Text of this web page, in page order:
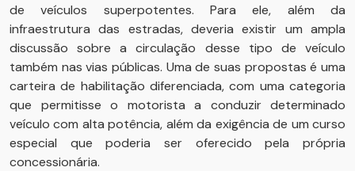
de veículos superpotentes. Para ele, além da
infraestrutura das estradas, deveria existir um ampla
discussão sobre a circulação desse tipo de veículo
também nas vias públicas. Uma de suas propostas é uma
carteira de habilitação diferenciada, com uma categoria
que permitisse o motorista a conduzir determinado
veículo com alta potência, além da exigência de um curso
especial que poderia ser oferecido pela própria
concessionária.